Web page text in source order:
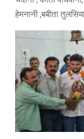
हेमनानी ,बबीता